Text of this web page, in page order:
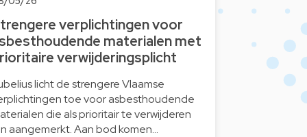
verplichtingen voor
materialen met
verwijderingsplicht
licht de strengere Vlaamse
toe voor asbesthoudende
die als prioritair te verwijderen
aangemerkt. Aan bod komen…